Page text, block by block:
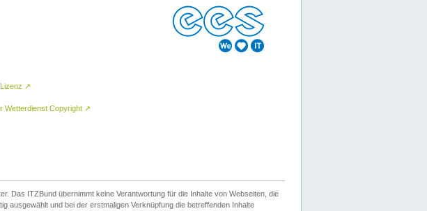
↗
Wetterdienst Copyright ↗
Das ITZBund übernimmt keine Verantwortung für die Inhalte von Webseiten, die
ausgewählt und bei der erstmaligen Verknüpfung die betreffenden Inhalte